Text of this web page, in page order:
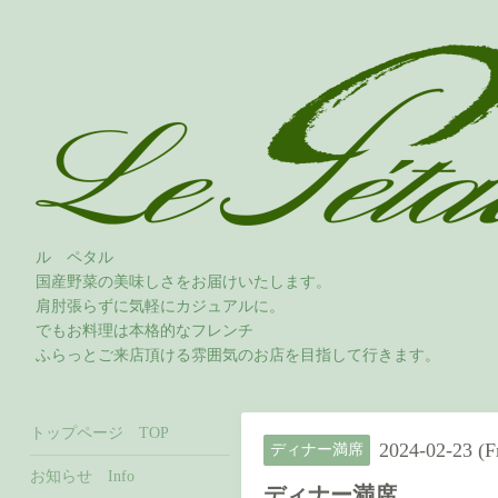
ル ペタル
国産野菜の美味しさをお届けいたします。
肩肘張らずに気軽にカジュアルに。
でもお料理は本格的なフレンチ
ふらっとご来店頂ける雰囲気のお店を目指して行きます。
ディナー満席 2024-02-23
トップページ TOP
お知らせ Info